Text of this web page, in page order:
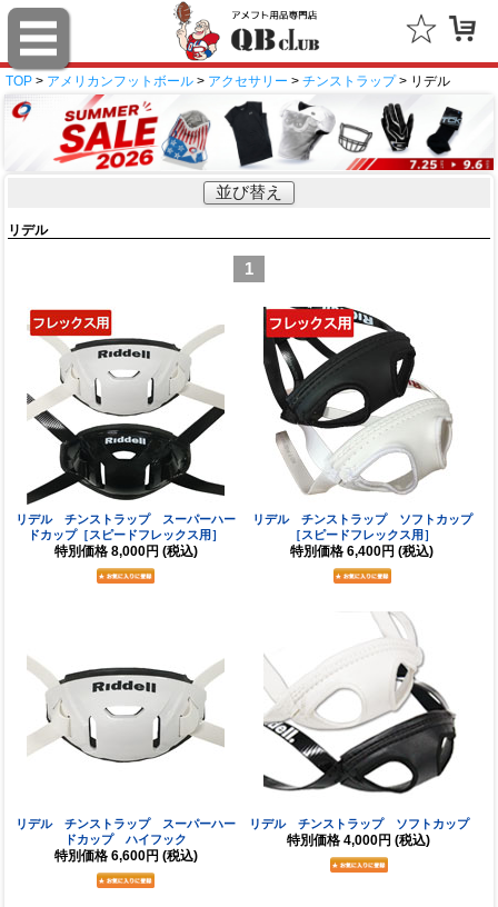
TOP > アメリカンフットボール > アクセサリー > チンストラップ> リデル
並び替え
リデル
1
リデル チンストラップ スーパーハー
ドカップ［スピードフレックス用］
特別価格 8,000円 (税込)
リデル チンストラップ ソフトカップ
［スピードフレックス用］
特別価格 6,400円 (税込)
リデル チンストラップ スーパーハー
ドカップ ハイフック
特別価格 6,600円 (税込)
リデル チンストラップ ソフトカップ
特別価格 4,000円 (税込)